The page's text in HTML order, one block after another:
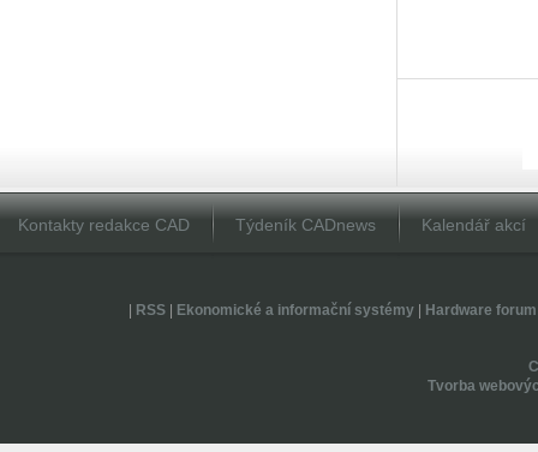
Kontakty redakce CAD Týdeník CADnews Kalendář akcí
RSS| Ekonomické a informační systémy| Hardware forum
Tvorba